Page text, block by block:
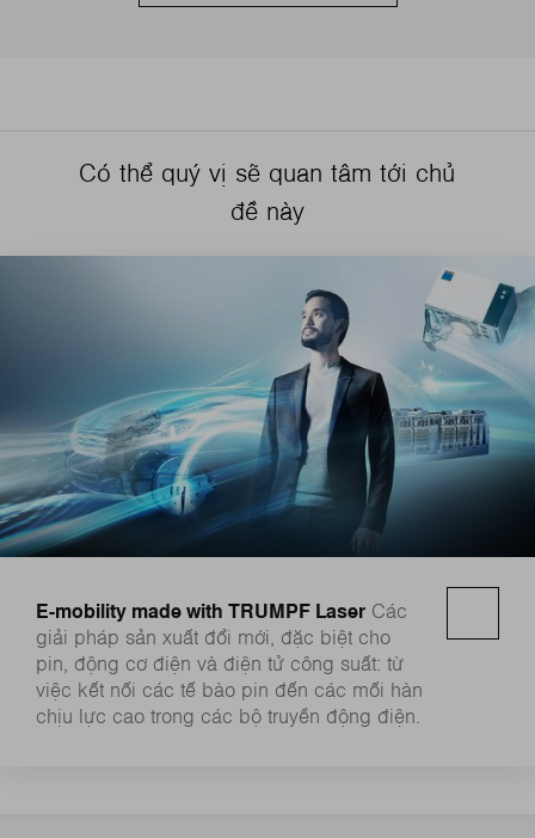
Có thể quý vị sẽ quan tâm tới chủ
đề này
E-mobility made with TRUMPF Laser Các
giải pháp sản xuất đổi mới, đặc biệt cho
pin, động cơ điện và điện tử công suất: từ
việc kết nối các tế bào pin đến các mối hàn
chịu lực cao trong các bộ truyền động điện.